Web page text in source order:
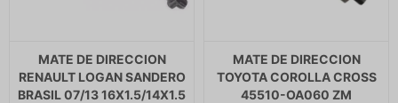
MATE DE DIRECCION
RENAULT LOGAN SANDERO
BRASIL 07/13 16X1.5/14X1.5
MATE DE DIRECCION
TOYOTA COROLLA CROSS
45510-OA060 ZM